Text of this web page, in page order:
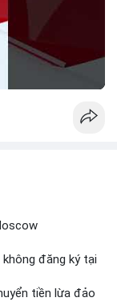
đăng ký tại
tiền lừa đảo